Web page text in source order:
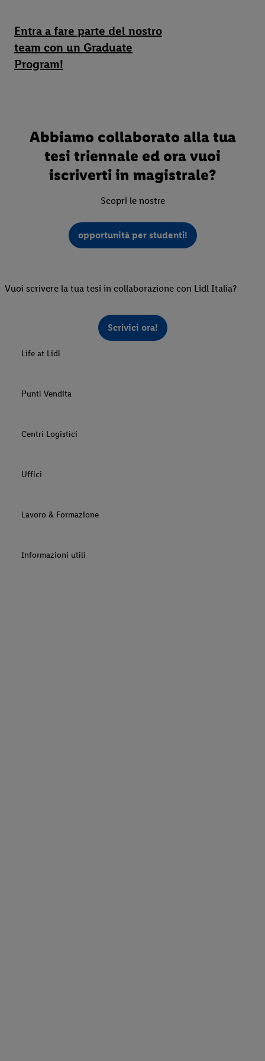
Entra a fare parte del nostro
team con un Graduate
Program!
Abbiamo collaborato alla tua
tesi triennale ed ora vuoi
iscriverti in magistrale?
Scopri le nostre
opportunità per studenti!
Vuoi scrivere la tua tesi in collaborazione con Lidl Italia?
Scrivici ora!
Life at Lidl
Punti Vendita
Centri Logistici
Uffici
Lavoro & Formazione
Informazioni utili